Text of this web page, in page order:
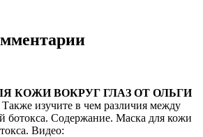
КОЖИ ВОКРУГ ГЛАЗ ОТ ОЛЬГИ
изучите в чем различия между
ботокса. Содержание. Маска для кожи
Видео: